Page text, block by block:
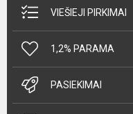
VIEŠIEJI PIRKIMAI
1,2% PARAMA
PASIEKIMAI